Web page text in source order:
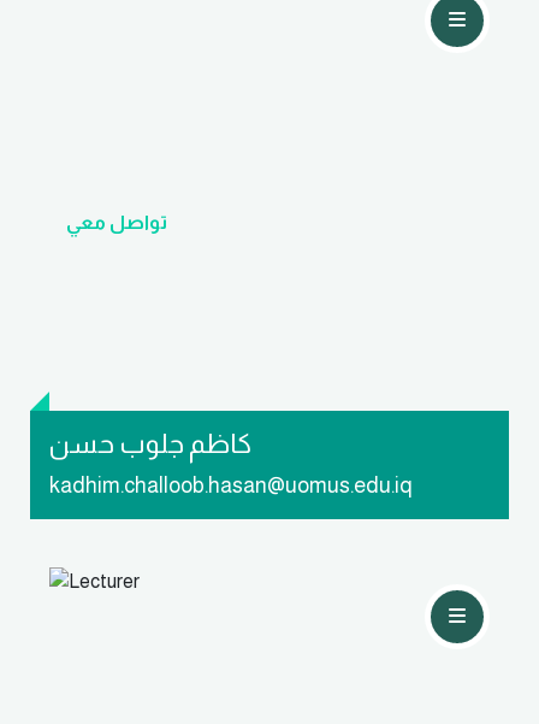
كاظم جلوب حسن
kadhim.challoob.hasan@uomus.edu.iq
تواصل معي